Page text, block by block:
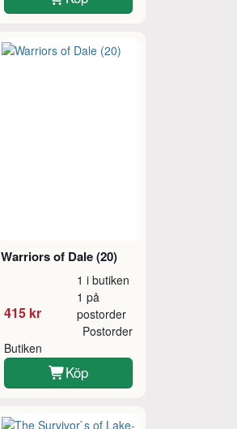
Warriors of Dale (20)
415 kr
1 i butiken
1 på
postorder
Butiken
Postorder
Köp